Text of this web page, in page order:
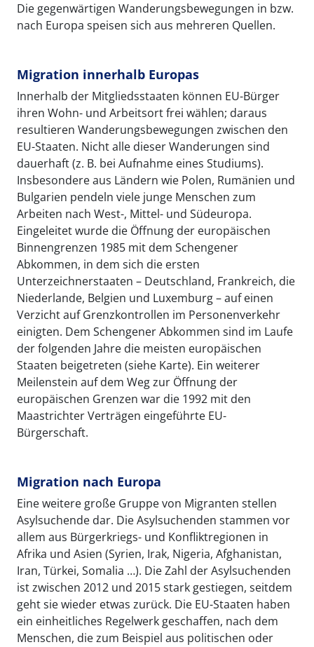
Die gegenwärtigen Wanderungsbewegungen in bzw.
nach Europa speisen sich aus mehreren Quellen.
Migration innerhalb Europas
Innerhalb der Mitgliedsstaaten können EU-Bürger
ihren Wohn- und Arbeitsort frei wählen; daraus
resultieren Wanderungsbewegungen zwischen den
EU-Staaten. Nicht alle dieser Wanderungen sind
dauerhaft (z. B. bei Aufnahme eines Studiums).
Insbesondere aus Ländern wie Polen, Rumänien und
Bulgarien pendeln viele junge Menschen zum
Arbeiten nach West-, Mittel- und Südeuropa.
Eingeleitet wurde die Öffnung der europäischen
Binnengrenzen 1985 mit dem Schengener
Abkommen, in dem sich die ersten
Unterzeichnerstaaten – Deutschland, Frankreich, die
Niederlande, Belgien und Luxemburg – auf einen
Verzicht auf Grenzkontrollen im Personenverkehr
einigten. Dem Schengener Abkommen sind im Laufe
der folgenden Jahre die meisten europäischen
Staaten beigetreten (siehe Karte). Ein weiterer
Meilenstein auf dem Weg zur Öffnung der
europäischen Grenzen war die 1992 mit den
Maastrichter Verträgen eingeführte EU-
Bürgerschaft.
Migration nach Europa
Eine weitere große Gruppe von Migranten stellen
Asylsuchende dar. Die Asylsuchenden stammen vor
allem aus Bürgerkriegs- und Konfliktregionen in
Afrika und Asien (Syrien, Irak, Nigeria, Afghanistan,
Iran, Türkei, Somalia …). Die Zahl der Asylsuchenden
ist zwischen 2012 und 2015 stark gestiegen, seitdem
geht sie wieder etwas zurück. Die EU-Staaten haben
ein einheitliches Regelwerk geschaffen, nach dem
Menschen, die zum Beispiel aus politischen oder